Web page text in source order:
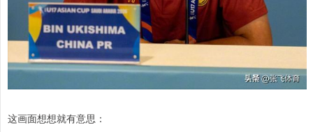
这画面想想就有意思：